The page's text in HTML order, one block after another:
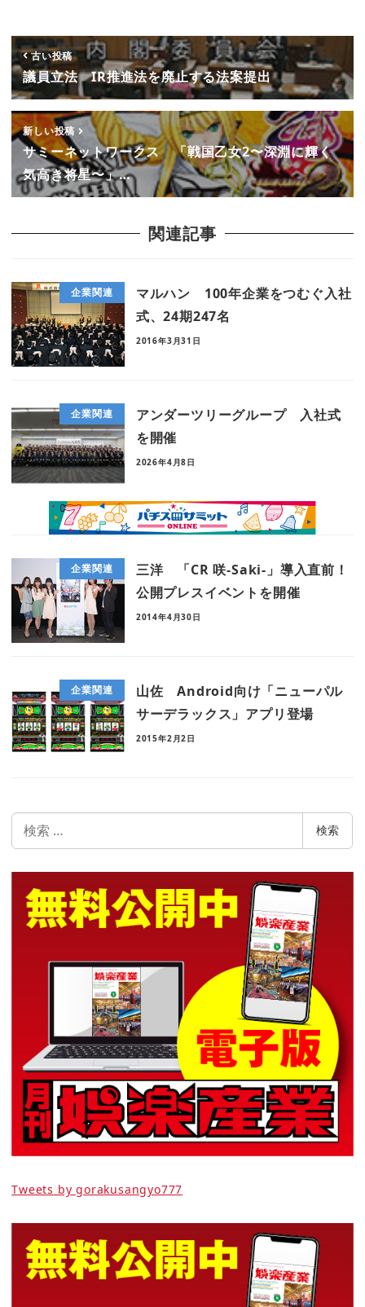
古い投稿
議員立法 IR推進法を廃止する法案提出
新しい投稿
サミーネットワークス 「戦国乙女2〜深淵に輝く
気高き将星〜」…
関連記事
企業関連
マルハン 100年企業をつむぐ入社
式、24期247名
2016年3月31日
企業関連
アンダーツリーグループ 入社式
を開催
2026年4月8日
企業関連
三洋 「CR 咲-Saki-」導入直前！
公開プレスイベントを開催
2014年4月30日
企業関連
山佐 Android向け「ニューパル
サーデラックス」アプリ登場
2015年2月2日
索
検索
Tweets by gorakusangyo777